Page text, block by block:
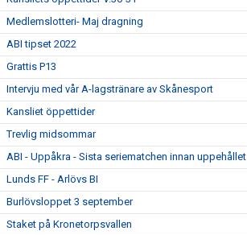
Medlemslotteri- Maj dragning
ABI tipset 2022
Grattis P13
Intervju med vår A-lagstränare av Skånesport
Kansliet öppettider
Trevlig midsommar
ABI - Uppåkra - Sista seriematchen innan uppehållet
Lunds FF - Arlövs BI
Burlövsloppet 3 september
Staket på Kronetorpsvallen